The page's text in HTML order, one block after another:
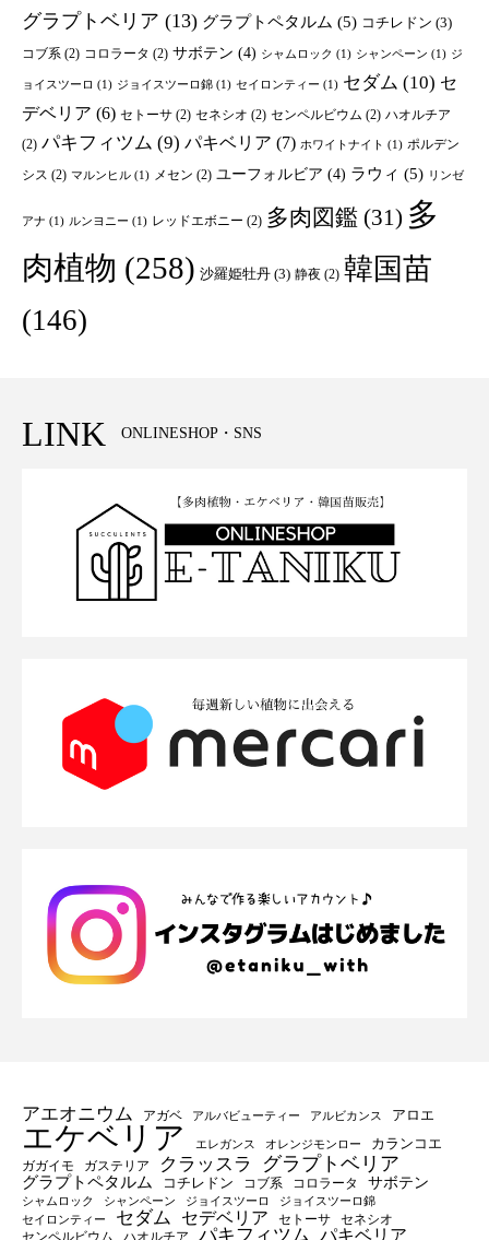
グラプトベリア (13) グラプトペタルム (5) コチレドン (3)
コブ系 (2) コロラータ (2) サボテン (4) シャムロック (1) シャンペーン (1) ジ
ョイスツーロ (1) ジョイスツーロ錦 (1) セイロンティー (1) セダム (10) セ
デベリア (6) セトーサ (2) セネシオ (2) センペルビウム (2) ハオルチア
(2) パキフィツム (9) パキベリア (7) ホワイトナイト (1) ポルデン
シス (2) マルンヒル (1) メセン (2) ユーフォルビア (4) ラウィ (5) リンゼ
アナ (1) ルンヨニー (1) レッドエボニー (2) 多肉図鑑 (31) 多
肉植物 (258) 沙羅姫牡丹 (3) 静夜 (2) 韓国苗
(146)
LINK ONLINESHOP・SNS
アエオニウム アガベ アルバビューティー アルビカンス アロエ
エケベリア エレガンス オレンジモンロー カランコエ
ガガイモ ガステリア クラッスラ グラプトベリア
グラプトペタルム コチレドン コブ系 コロラータ サボテン
シャムロック シャンペーン ジョイスツーロ
ジョイスツーロ錦
セイロンティー
セダム セデベリア セトーサ
セネシオ
センペルビウム
ハオルチア パキフィツム パキベリア